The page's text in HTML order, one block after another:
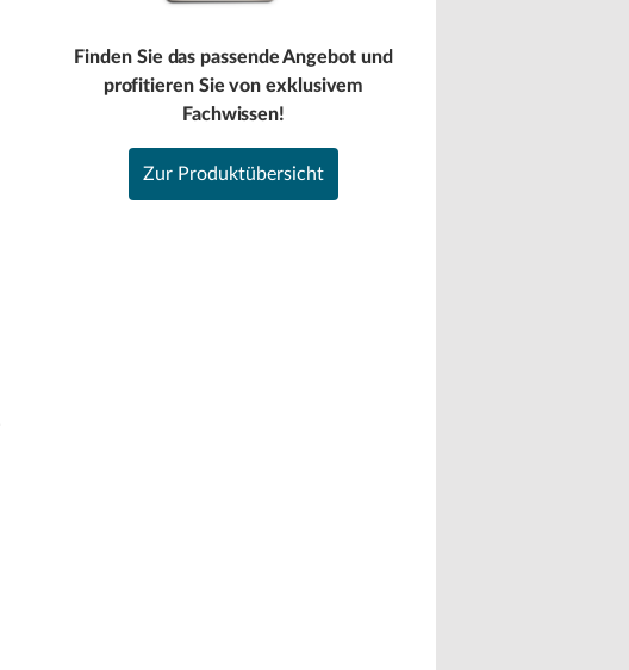
Finden Sie das passende Angebot und
profitieren Sie von exklusivem
Fachwissen!
Zur Produktübersicht